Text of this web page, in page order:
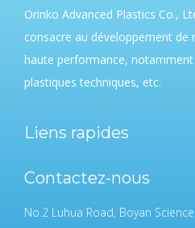
Orinko Advanced Plastics Co.,
consacre au développement de
haute performance,
plastiques techniques, etc.
Liens rapides
Contactez-nous
No.2 Luhua Road, Boyan